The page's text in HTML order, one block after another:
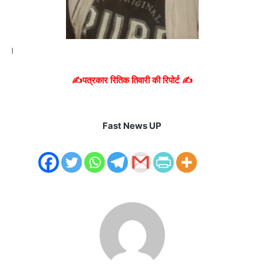
।
✍️पत्रकार रितिक तिवारी की रिपोर्ट ✍️
Fast News UP